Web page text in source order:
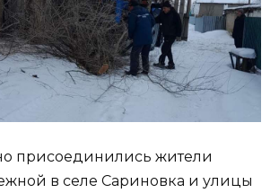
присоединились жители
в селе Сариновка и улицы